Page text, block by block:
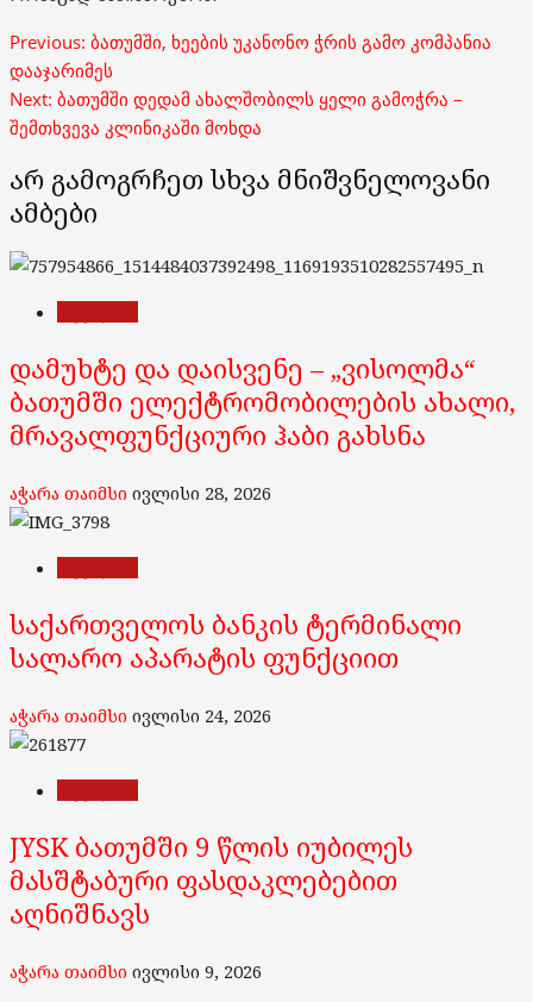
Post
navigation
Previous: ბათუმში, ხეების უკანონო ჭრის გამო კომპანია
დააჯარიმეს
Next: ბათუმში დედამ ახალშობილს ყელი გამოჭრა –
შემთხვევა კლინიკაში მოხდა
არ გამოგრჩეთ სხვა მნიშვნელოვანი
ამბები
დამუხტე და დაისვენე – „ვისოლმა“
ბათუმში ელექტრომობილების ახალი,
მრავალფუნქციური ჰაბი გახსნა
აჭარა თაიმსი ივლისი 28, 2026
საქართველოს ბანკის ტერმინალი
სალარო აპარატის ფუნქციით
აჭარა თაიმსი ივლისი 24, 2026
JYSK ბათუმში 9 წლის იუბილეს
მასშტაბური ფასდაკლებებით
აღნიშნავს
აჭარა თაიმსი ივლისი 9, 2026